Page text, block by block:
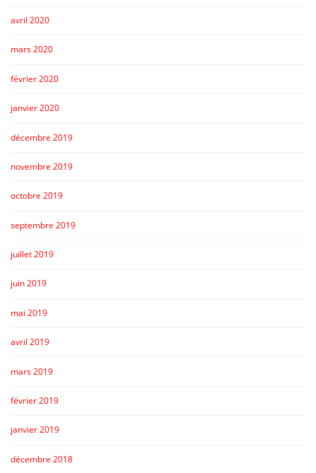
avril 2020
mars 2020
février 2020
janvier 2020
décembre 2019
novembre 2019
octobre 2019
septembre 2019
juillet 2019
juin 2019
mai 2019
avril 2019
mars 2019
février 2019
janvier 2019
décembre 2018